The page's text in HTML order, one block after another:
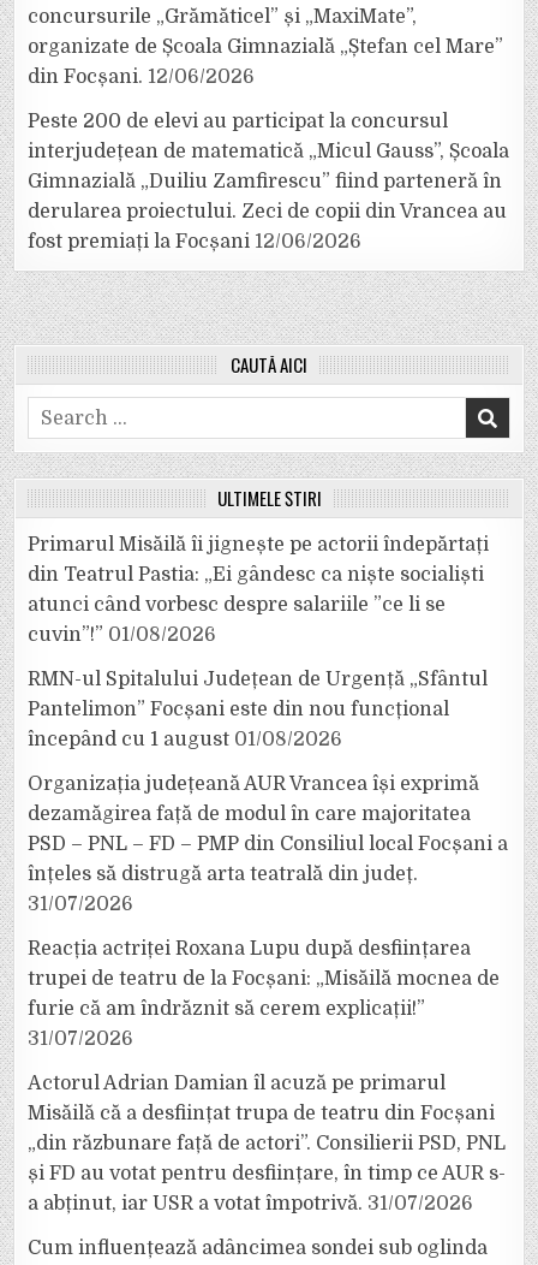
concursurile „Grămăticel” și „MaxiMate”,
organizate de Școala Gimnazială „Ștefan cel Mare”
din Focșani. 12/06/2026
Peste 200 de elevi au participat la concursul
interjudețean de matematică „Micul Gauss”, Școala
Gimnazială „Duiliu Zamfirescu” fiind parteneră în
derularea proiectului. Zeci de copii din Vrancea au
fost premiați la Focșani 12/06/2026
CAUTĂ AICI
Search
for:
ULTIMELE ȘTIRI
Primarul Misăilă îi jignește pe actorii îndepărtați
din Teatrul Pastia: „Ei gândesc ca niște socialiști
atunci când vorbesc despre salariile ”ce li se
cuvin”!” 01/08/2026
RMN-ul Spitalului Județean de Urgență „Sfântul
Pantelimon” Focșani este din nou funcțional
începând cu 1 august 01/08/2026
Organizația județeană AUR Vrancea își exprimă
dezamăgirea față de modul în care majoritatea
PSD – PNL – FD – PMP din Consiliul local Focșani a
înțeles să distrugă arta teatrală din județ.
31/07/2026
Reacția actriței Roxana Lupu după desființarea
trupei de teatru de la Focșani: „Misăilă mocnea de
furie că am îndrăznit să cerem explicații!”
31/07/2026
Actorul Adrian Damian îl acuză pe primarul
Misăilă că a desființat trupa de teatru din Focșani
„din răzbunare față de actori”. Consilierii PSD, PNL
și FD au votat pentru desființare, în timp ce AUR s-
a abținut, iar USR a votat împotrivă. 31/07/2026
Cum influențează adâncimea sondei sub oglinda